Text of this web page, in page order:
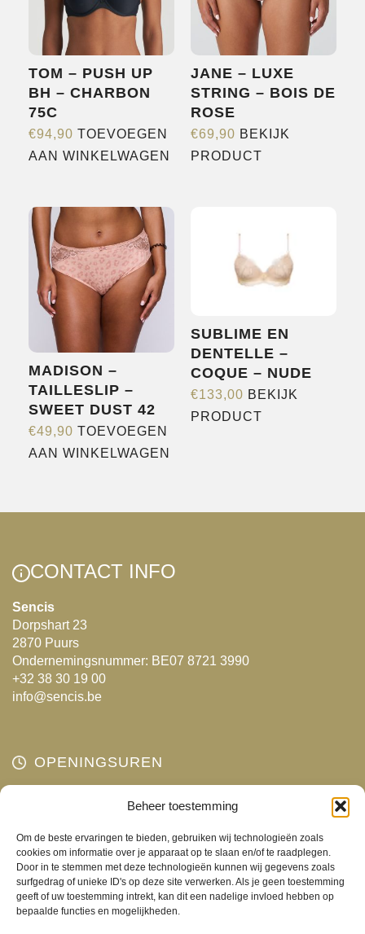
Beheer toestemming
Om de beste ervaringen te bieden, gebruiken wij technologieën zoals
cookies om informatie over je apparaat op te slaan en/of te raadplegen.
Door in te stemmen met deze technologieën kunnen wij gegevens zoals
surfgedrag of unieke ID's op deze site verwerken. Als je geen toestemming
geeft of uw toestemming intrekt, kan dit een nadelige invloed hebben op
bepaalde functies en mogelijkheden.
TOM – PUSH UP
BH – CHARBON
75C
€94,90 TOEVOEGEN
AAN WINKELWAGEN
JANE – LUXE
STRING – BOIS DE
ROSE
€69,90 BEKIJK
PRODUCT
Deze
optie
gekozen
worden
op
de
MADISON –
TAILLESLIP –
SWEET DUST 42
€49,90 TOEVOEGEN
AAN WINKELWAGEN
SUBLIME EN
DENTELLE –
COQUE – NUDE
€133,00 BEKIJK
PRODUCT
CONTACT INFO
Sencis
Dorpshart 23
2870 Puurs
Ondernemingsnummer: BE07 8721 3990
+32 38 30 19 00
info@sencis.be
OPENINGSUREN
Gesloten
Woensdag
10:00 - 18:00
Donderdag
10:00 - 18:00
Vrijdag
10:00 - 18:00
Zaterdag
10:00 - 17:00